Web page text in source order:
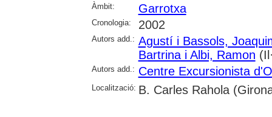
Àmbit: Garrotxa
Cronologia: 2002
Autors add.: Agustí i Bassols,
Bartrina i Albi, Ramon
Autors add.: Centre Excursionista
Localització: B. Carles Rahola